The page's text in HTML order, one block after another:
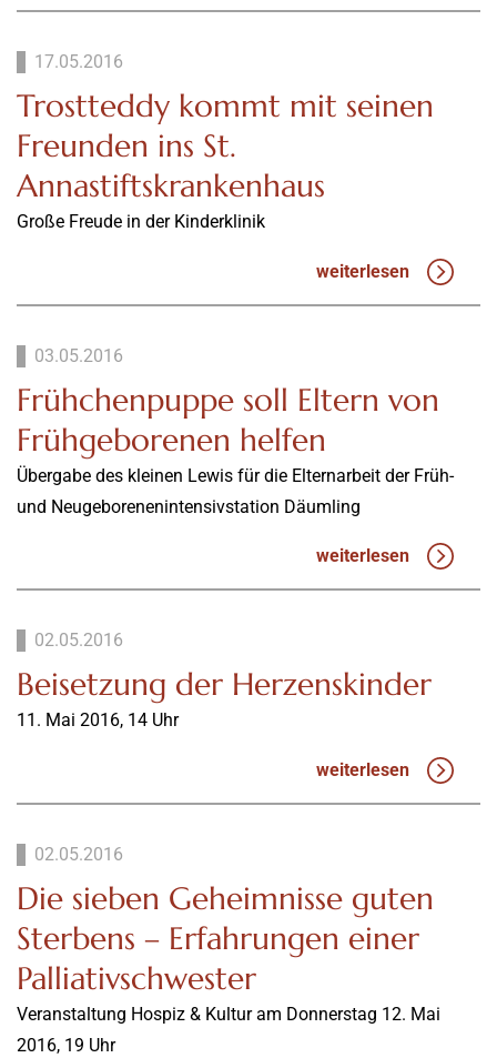
17.05.2016
Trostteddy kommt mit seinen
Freunden ins St.
Annastiftskrankenhaus
Große Freude in der Kinderklinik
weiterlesen
03.05.2016
Frühchenpuppe soll Eltern von
Frühgeborenen helfen
Übergabe des kleinen Lewis für die Elternarbeit der Früh-
und Neugeborenenintensivstation Däumling
weiterlesen
02.05.2016
Beisetzung der Herzenskinder
11. Mai 2016, 14 Uhr
weiterlesen
02.05.2016
Die sieben Geheimnisse guten
Sterbens – Erfahrungen einer
Palliativschwester
Veranstaltung Hospiz & Kultur am Donnerstag 12. Mai
2016, 19 Uhr